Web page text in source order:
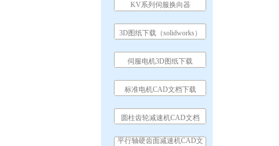
KV系列伺服换向器
3D图纸下载（solidworks）
伺服电机3D图纸下载
标准电机CAD文档下载
圆柱齿轮减速机CAD文档
平行轴硬齿面减速机CAD文